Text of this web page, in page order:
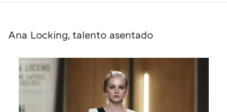
Ana Locking, talento asentado